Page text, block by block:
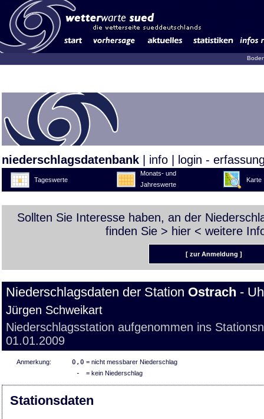
niederschlagsdatenbank info login -
Tageswerte
Monats- und
Jahreswerte
Karte
Sollten Sie Interesse haben, an der
finden Sie > hier < weitere
[ zur Anmeldung ]
Niederschlagsdaten der Station Ostrach -
Jürgen Schweikart
Niederschlagsstation aufgenommen ins
01.01.2009
Anmerkung: 0,0 = nicht messbarer Niederschlag
- = kein Niederschlag
Stationsdaten